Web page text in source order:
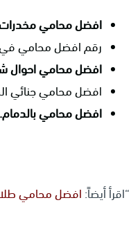
افضل محامي
رقم افضل محامي في
افضل محامي احوال
افضل محامي جنائي
افضل محامي بالدمام.
“اقرأ أيضاً: افضل محامي